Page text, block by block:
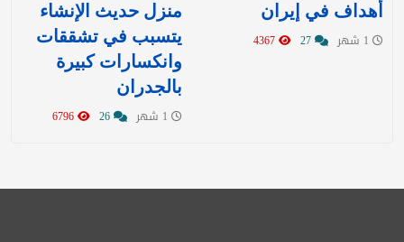
أهداف في إيران
منزل حديث الإنشاء
يتسبب في تشققات
وانكسارات كبيرة
بالجدران